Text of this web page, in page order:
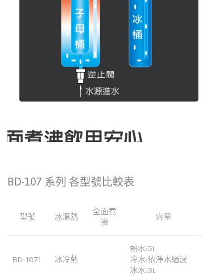
BD-107 系列 各型號比較表
型號 冰溫熱
全面煮
沸
容量
BD-1071 冰冷熱
熱水:5L
冷水:依淨水過濾
冰水:3L